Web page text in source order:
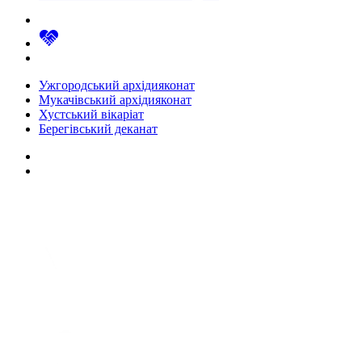
Ужгородський архідияконат
Мукачівський архідияконат
Хустський вікаріат
Берегівський деканат